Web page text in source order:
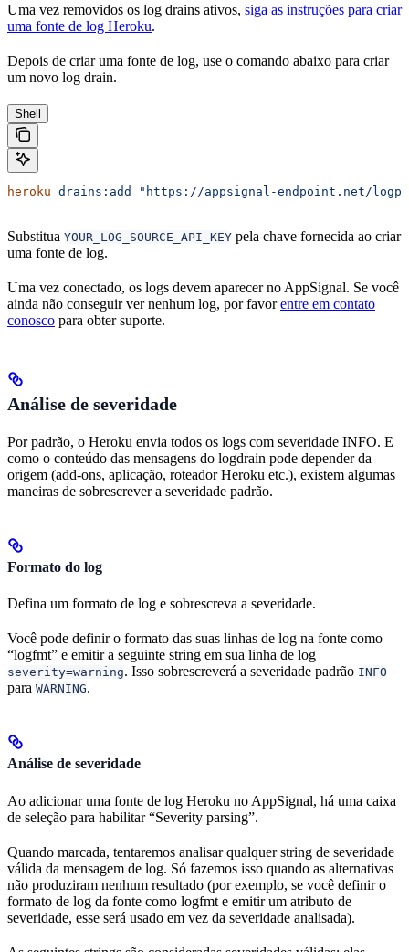
Uma vez removidos os log drains ativos, siga as instruções para criar
uma fonte de log Heroku.
Depois de criar uma fonte de log, use o comando abaixo para criar
um novo log drain.
Shell
heroku drains:add "https://appsignal-endpoint.net/
Substitua YOUR_LOG_SOURCE_API_KEY pela chave fornecida ao criar
uma fonte de log.
Uma vez conectado, os logs devem aparecer no AppSignal. Se você
ainda não conseguir ver nenhum log, por favorentre em contato
conosco para obter suporte.
Análise de severidade
Por padrão, o Heroku envia todos os logs com severidade INFO. E
como o conteúdo das mensagens do logdrain pode depender da
origem (add-ons, aplicação, roteador Heroku etc.), existem algumas
maneiras de sobrescrever a severidade padrão.
Formato do log
Defina um formato de log e sobrescreva a severidade.
Você pode definir o formato das suas linhas de log na fonte como
“logfmt” e emitir a seguinte string em sua linha de log
severity=warning. Isso sobrescreverá a severidade padrão INFO
para WARNING.
Análise de severidade
Ao adicionar uma fonte de log Heroku no AppSignal, há uma caixa
de seleção para habilitar “Severity parsing”.
Quando marcada, tentaremos analisar qualquer string de severidade
válida da mensagem de log. Só fazemos isso quando as alternativas
não produziram nenhum resultado (por exemplo, se você definir o
formato de log da fonte como logfmt e emitir um atributo de
severidade, esse será usado em vez da severidade analisada).